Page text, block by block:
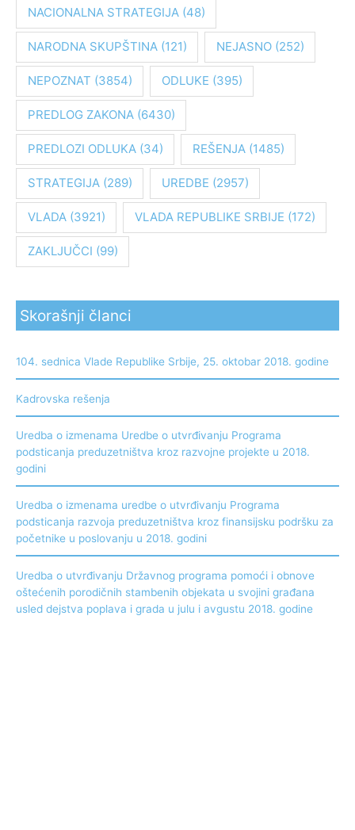
z
NACIONALNA STRATEGIJA(48)
NARODNA SKUPŠTINA(121) NEJASNO(252)
NEPOZNAT (3854) ODLUKE (395)
PREDLOG ZAKONA(6430)
PREDLOZI ODLUKA(34) REŠENJA(1485)
STRATEGIJA(289) UREDBE (2957)
VLADA(3921) VLADA REPUBLIKE SRBIJE (172)
ZAKLJUČCI (99)
Skorašnji članci
104. sednica Vlade Republike Srbije, 25. oktobar 2018. godine
Kadrovska rešenja
Uredba o izmenama Uredbe o utvrđivanju Programa
podsticanja preduzetništva kroz razvojne projekte u 2018.
godini
Uredba o izmenama uredbe o utvrđivanju Programa
podsticanja razvoja preduzetništva kroz finansijsku podršku za
početnike u poslovanju u 2018. godini
Uredba o utvrđivanju Državnog programa pomoći i obnove
oštećenih porodičnih stambenih objekata u svojini građana
usled dejstva poplava i grada u julu i avgustu 2018. godine